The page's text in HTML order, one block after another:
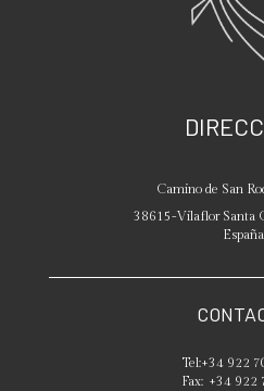
Camino de San
38615-Vilaflor Santa
España
Tel:+34 922
Fax: +34 922